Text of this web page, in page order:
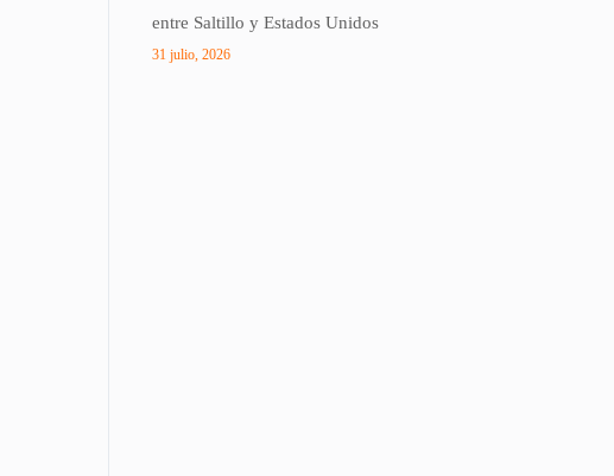
entre Saltillo y Estados Unidos
31 julio, 2026